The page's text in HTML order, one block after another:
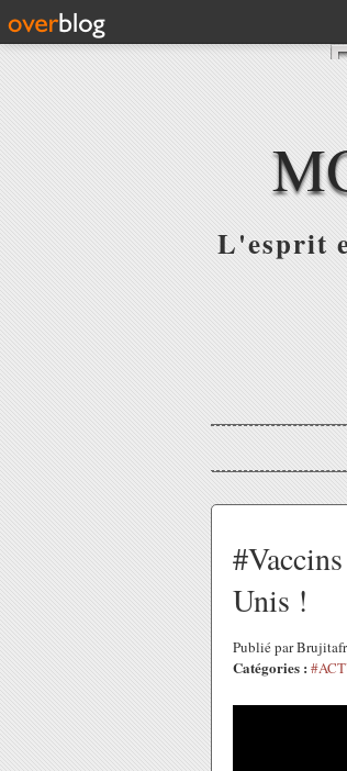
L'esprit
Unis !
Publié par
Catégories :